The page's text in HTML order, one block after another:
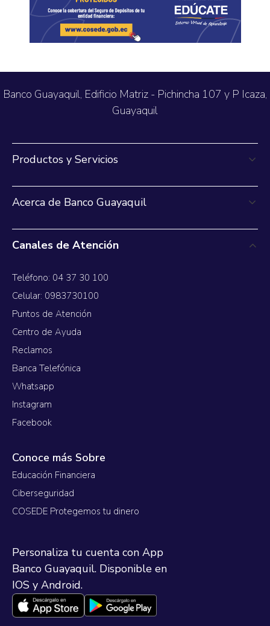
Banco Guayaquil, Edificio Matriz - Pichincha 107 y P Icaza,
Guayaquil
Productos y Servicios
Acerca de Banco Guayaquil
Canales de Atención
Teléfono: 04 37 30 100
Celular: 0983730100
Puntos de Atención
Centro de Ayuda
Reclamos
Banca Telefónica
Whatsapp
Instagram
Facebook
Conoce más Sobre
Educación Financiera
Ciberseguridad
COSEDE Protegemos tu dinero
Personaliza tu cuenta con App
Banco Guayaquil. Disponible en
IOS y Android.